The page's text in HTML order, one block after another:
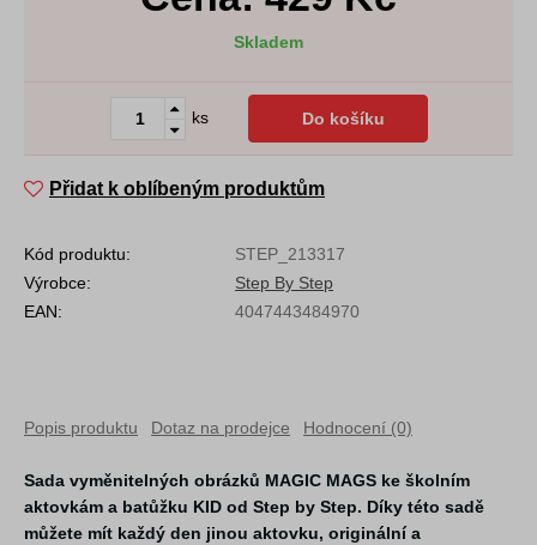
Skladem
ks Do košíku
Přidat k oblíbeným produktům
Kód produktu:
STEP_213317
Výrobce:
Step By Step
EAN:
4047443484970
Popis produktu Dotaz na prodejce Hodnocení (0)
Sada vyměnitelných obrázků MAGIC MAGS ke školním
aktovkám a batůžku KID od Step by Step. Díky této sadě
můžete mít každý den jinou aktovku, originální a